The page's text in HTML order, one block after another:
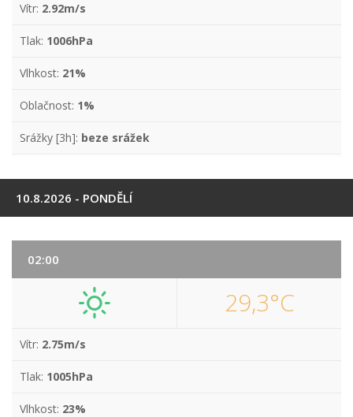
Vítr: 2.92m/s
Tlak: 1006hPa
Vlhkost: 21%
Oblačnost: 1%
Srážky [3h]: beze srážek
10.8.2026 - PONDĚLÍ
02:00
29,3°C
Vítr: 2.75m/s
Tlak: 1005hPa
Vlhkost: 23%